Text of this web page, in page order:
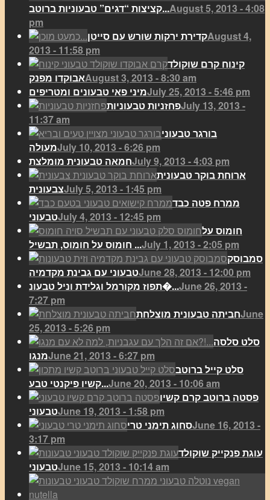
קציצות “דגים” טבעוניות ברוטב...August 5, 2013 - 4:08
pm
קדירת ירקות שורש עם סייטןAugust 4,
2013 - 11:58 pm
קינוח קרם שוקולד
אבוקדו מפנקAugust 3, 2013 - 8:30 am
מיני פאי טבעונים ומטריפיםJuly 25, 2013 - 5:46 pm
פחזניות טבעוניותJuly 13, 2013 -
11:37 am
בורגר טבעוני
מעולהJuly 10, 2013 - 6:26 pm
חמאה טבעונית מומלצתJuly 9, 2013 - 4:03 pm
ארוחת בוקר טבעונית
צבעוניתJuly 5, 2013 - 1:45 pm
ממרח פטה כבד
טבעוניJuly 4, 2013 - 12:45 pm
חומוס על
חומוס על חומוס, תבשיל ...July 1, 2013 - 2:05 pm
סמבוסק
טבעוני עם גבינת מקדמיהJune 28, 2013 - 12:00 pm
תפוז מקורמל וגלידת וניל טבעונ�...June 26, 2013 -
7:27 pm
חביתה טבעונית מוצלחתJune
25, 2013 - 5:26 pm
סלט סלסה
מנגוJune 21, 2013 - 6:27 pm
סלט קייל ברוטב
קשיו פיקנטי טבע...June 20, 2013 - 10:06 am
פסטה ברוטב קרם קשיו
טבעוניJune 19, 2013 - 1:58 pm
סחוג תימני טריJune 16, 2013 -
3:17 pm
עוגת פנקייק שוקולד
טבעוניJune 15, 2013 - 10:14 am